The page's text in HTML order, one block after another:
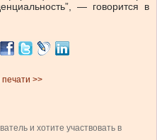
— говорится в
>>
и хотите участвовать в